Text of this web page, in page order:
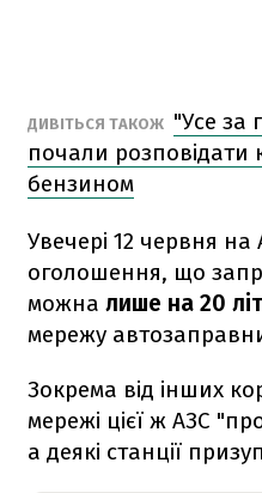
ДИВІТЬСЯ ТАКОЖ "Усе за
почали розповідати
бензином
Увечері 12 червня на
оголошення, що
можна лише на 20
мережу
Зокрема від інших
мережі цієї ж АЗС
а деякі станції